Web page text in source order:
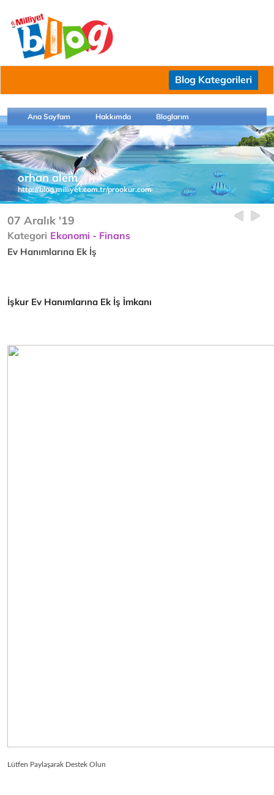
Blog Kategorileri
Ana Sayfam Hakkımda Bloglarım
orhan alem
http://blog.milliyet.com.tr/prookur.com
07 Aralık '19
Kategori Ekonomi - Finans
Ev Hanımlarına Ek İş
İşkur Ev Hanımlarına Ek İş İmkanı
Lütfen Paylaşarak Destek Olun